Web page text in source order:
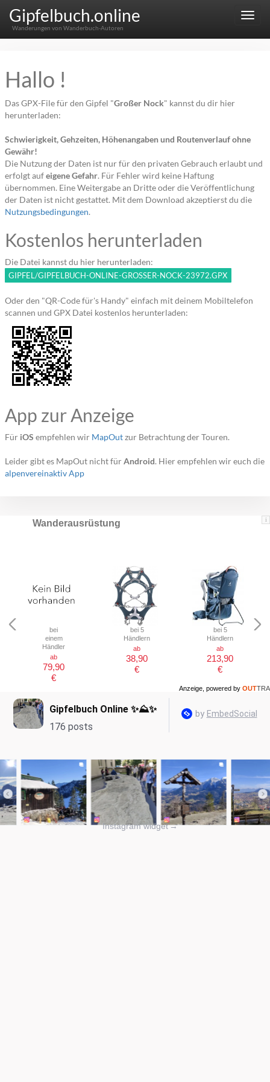
Menu
Gipfelbuch.online
Wanderungen von Wanderbuch-Autoren
Hallo !
Das GPX-File für den Gipfel "Großer Nock" kannst du dir hier
herunterladen:
Schwierigkeit, Gehzeiten, Höhenangaben und Routenverlauf ohne
Gewähr!
Die Nutzung der Daten ist nur für den privaten Gebrauch erlaubt und
erfolgt aufeigene Gefahr. Für Fehler wird keine Haftung
übernommen. Eine Weitergabe an Dritte oder die Veröffentlichung
der Daten ist nicht gestattet. Mit dem Download akzeptierst du die
Nutzungsbedingungen.
Kostenlos herunterladen
Die Datei kannst du hier herunterladen:
GIPFEL/GIPFELBUCH-ONLINE-GROSSER-NOCK-23972.GPX
Oder den "QR-Code für's Handy" einfach mit deinem Mobiltelefon
scannen und GPX Datei kostenlos herunterladen:
App zur Anzeige
Für iOS empfehlen wir MapOutzur Betrachtung der Touren.
Leider gibt es MapOut nicht fürAndroid. Hier empfehlen wir euch die
alpenvereinaktiv App
i
Wanderausrüstung
bei
einem
Händler
ab
79,90
€
bei 5
Händlern
ab
38,90
€
bei 5
Händlern
ab
213,90
€
Anzeige, powered by OUTTRA
Instagram widget→